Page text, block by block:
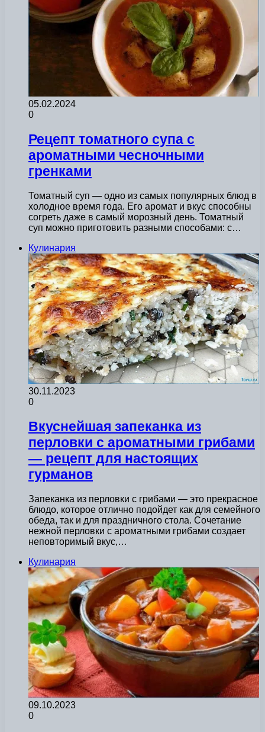
05.02.2024
0
Рецепт томатного супа с
ароматными чесночными
гренками
Томатный суп — одно из самых популярных блюд в
холодное время года. Его аромат и вкус способны
согреть даже в самый морозный день. Томатный
суп можно приготовить разными способами: с…
Кулинария
30.11.2023
0
Вкуснейшая запеканка из
перловки с ароматными грибами
— рецепт для настоящих
гурманов
Запеканка из перловки с грибами — это прекрасное
блюдо, которое отлично подойдет как для семейного
обеда, так и для праздничного стола. Сочетание
нежной перловки с ароматными грибами создает
неповторимый вкус,…
Кулинария
09.10.2023
0